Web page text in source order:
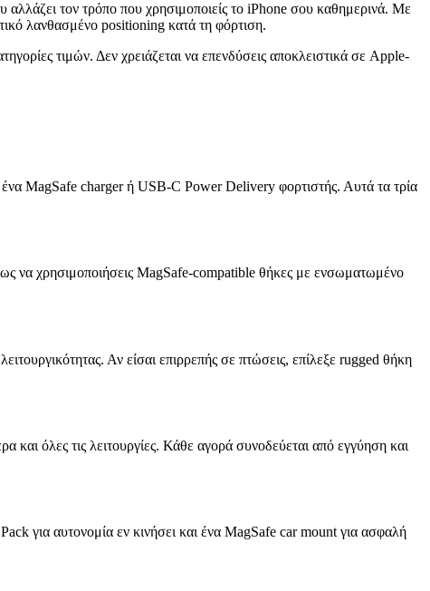
τον τρόπο που χρησιμοποιείς το iPhone σου καθημερινά. Με
λανθασμένο positioning κατά τη φόρτιση.
τιμών. Δεν χρειάζεται να επενδύσεις αποκλειστικά σε Apple-
ένα MagSafe charger ή USB-C Power Delivery φορτιστής. Αυτά τα τρία
να χρησιμοποιήσεις MagSafe-compatible θήκες με ενσωματωμένο
Αν είσαι επιρρεπής σε πτώσεις, επίλεξε rugged θήκη
όλες τις λειτουργίες. Κάθε αγορά συνοδεύεται από εγγύηση και
για αυτονομία εν κινήσει και ένα MagSafe car mount για ασφαλή